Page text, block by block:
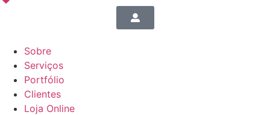
Sobre
Serviços
Portfólio
Clientes
Loja Online